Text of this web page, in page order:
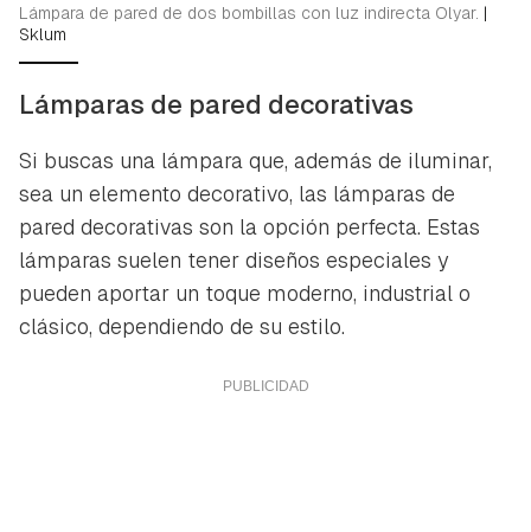
Lámpara de pared de dos bombillas con luz indirecta Olyar. |
Sklum
Lámparas de pared decorativas
Si buscas una lámpara que, además de iluminar,
sea un elemento decorativo, las lámparas de
pared decorativas son la opción perfecta. Estas
lámparas suelen tener diseños especiales y
pueden aportar un toque moderno, industrial o
clásico, dependiendo de su estilo.